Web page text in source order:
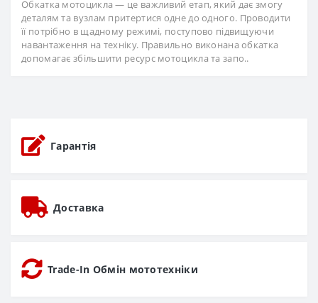
Обкатка мотоцикла — це важливий етап, який дає змогу
деталям та вузлам притертися одне до одного. Проводити
її потрібно в щадному режимі, поступово підвищуючи
навантаження на техніку. Правильно виконана обкатка
допомагає збільшити ресурс мотоцикла та запо..
Гарантія
Доставка
Trade-In Обмін мототехніки